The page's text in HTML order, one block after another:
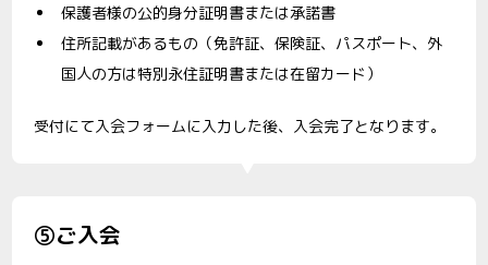
保護者様の公的身分証明書または承諾書
住所記載があるもの（免許証、保険証、パスポート、外
国人の方は特別永住証明書または在留カード）
受付にて入会フォームに入力した後、入会完了となります。
⑤ご入会